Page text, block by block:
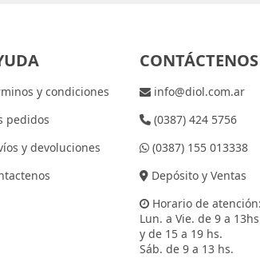
y condiciones
pedidos
y devoluciones
CONTÁCTENOS
info@diol.com.ar
(0387) 424 5756
(0387) 155 013338
Depósito y Ventas
Horario de atención:
Lun. a Vie. de 9 a
y de 15 a 19 hs.
Sáb. de 9 a 13 hs.